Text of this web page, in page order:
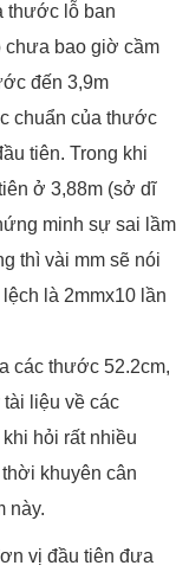
thước lỗ ban
chưa bao giờ cầm
đến 3,9m
chuẩn của thước
tiên. Trong khi
ở 3,88m (sở dĩ
minh sự sai lầm
thì vài mm sẽ nói
là 2mmx10 lần
các thước 52.2cm,
tài liệu về các
hỏi rất nhiều
khuyên cân
này.
vị đầu tiên đưa